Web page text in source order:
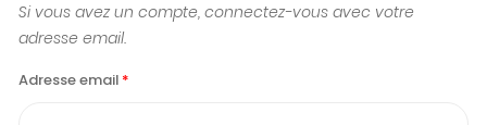
Si vous avez un compte, connectez-vous avec votre
adresse email.
Adresse email